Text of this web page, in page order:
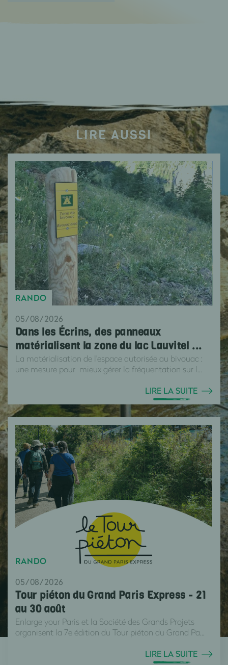
LIRE AUSSI
RANDO
05/08/2026
Dans les Écrins, des panneaux
matérialisent la zone du lac Lauvitel ...
La matérialisation de l'espace autorisée au bivouac :
une mesure pour mieux gérer la fréquentation sur l...
LIRE LA SUITE
RANDO
05/08/2026
Tour piéton du Grand Paris Express - 21
au 30 août
Enlarge your Paris et la Société des Grands Projets
organisent la 7e édition du Tour piéton du Grand Pa...
LIRE LA SUITE